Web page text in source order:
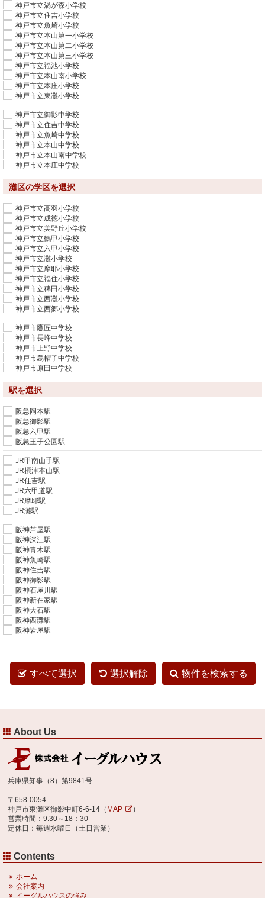
神戸市立渦が森小学校
神戸市立住吉小学校
神戸市立魚崎小学校
神戸市立本山第一小学校
神戸市立本山第二小学校
神戸市立本山第三小学校
神戸市立福池小学校
神戸市立本山南小学校
神戸市立本庄小学校
神戸市立東灘小学校
神戸市立御影中学校
神戸市立住吉中学校
神戸市立魚崎中学校
神戸市立本山中学校
神戸市立本山南中学校
神戸市立本庄中学校
灘区の学区を選択
神戸市立高羽小学校
神戸市立成徳小学校
神戸市立美野丘小学校
神戸市立鶴甲小学校
神戸市立六甲小学校
神戸市立灘小学校
神戸市立摩耶小学校
神戸市立福住小学校
神戸市立稗田小学校
神戸市立西灘小学校
神戸市立西郷小学校
神戸市鷹匠中学校
神戸市長峰中学校
神戸市上野中学校
神戸市烏帽子中学校
神戸市原田中学校
駅を選択
阪急岡本駅
阪急御影駅
阪急六甲駅
阪急王子公園駅
JR甲南山手駅
JR摂津本山駅
JR住吉駅
JR六甲道駅
JR摩耶駅
JR灘駅
阪神芦屋駅
阪神深江駅
阪神青木駅
阪神魚崎駅
阪神住吉駅
阪神御影駅
阪神石屋川駅
阪神新在家駅
阪神大石駅
阪神西灘駅
阪神岩屋駅
すべて選択 選択解除 物件を検索する
About Us
兵庫県知事（8）第9841号
〒658-0054
神戸市東灘区御影中町6-6-14（ MAP
）
営業時間：9:30～18：30
定休日：毎週水曜日（土日営業）
Contents
ホーム
会社案内
イーグルハウスの強み